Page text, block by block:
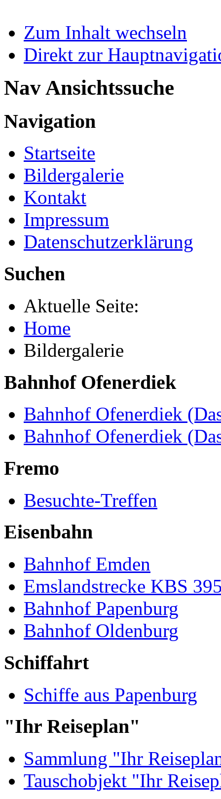
Zum Inhalt wechseln
Direkt zur
Nav Ansichtssuche
Navigation
Startseite
Bildergalerie
Kontakt
Impressum
Datenschutzerklärung
Suchen
Aktuelle Seite:
Home
Bildergalerie
Bahnhof Ofenerdiek
Bahnhof Ofenerdiek
Bahnhof Ofenerdiek
Fremo
Besuchte-Treffen
Eisenbahn
Bahnhof Emden
Emslandstrecke KBS
Bahnhof Papenburg
Bahnhof Oldenburg
Schiffahrt
Schiffe aus Papenburg
"Ihr Reiseplan"
Sammlung "Ihr
Tauschobjekt "Ihr